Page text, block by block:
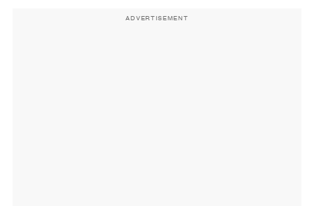
ADVERTISEMENT